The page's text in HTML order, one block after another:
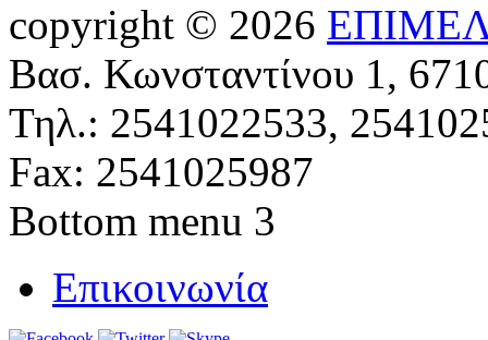
copyright © 2026
Βασ. Κωνσταντίνου 1,
Τηλ.: 2541022533,
Fax: 2541025987
Bottom menu 3
Επικοινωνία